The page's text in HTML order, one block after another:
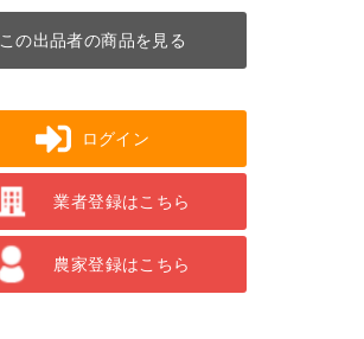
この出品者の商品を見る
ログイン
業者登録はこちら
農家登録はこちら